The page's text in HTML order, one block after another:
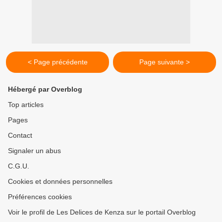
< Page précédente Page suivante >
Hébergé par Overblog
Top articles
Pages
Contact
Signaler un abus
C.G.U.
Cookies et données personnelles
Préférences cookies
Voir le profil de Les Delices de Kenza sur le portail Overblog